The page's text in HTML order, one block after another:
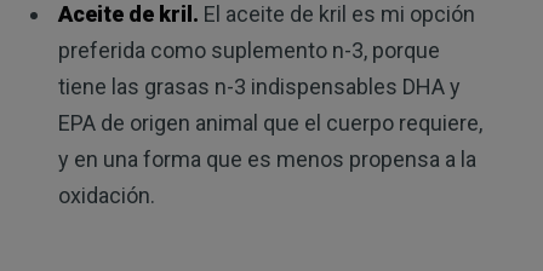
Aceite de kril. El aceite de kril es mi opción
preferida como suplemento n-3, porque
tiene las grasas n-3 indispensables DHA y
EPA de origen animal que el cuerpo requiere,
y en una forma que es menos propensa a la
oxidación.